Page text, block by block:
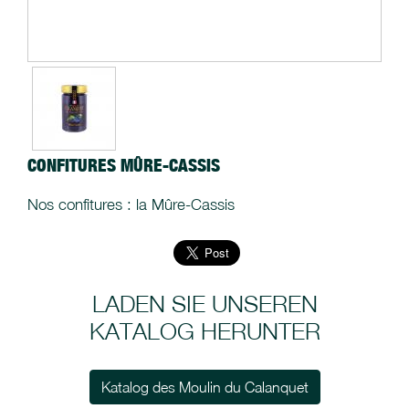
CONFITURES MÛRE-CASSIS
Nos confitures : la Mûre-Cassis
LADEN SIE UNSEREN
KATALOG HERUNTER
Katalog des Moulin du Calanquet